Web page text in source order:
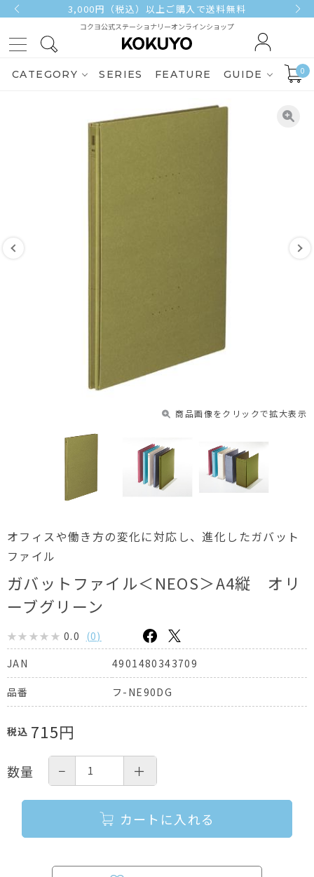
3,000円（税込）以上ご購入で送料無料
コクヨ公式ステーショナリーオンラインショップ
CATEGORY SERIES FEATURE GUIDE 0
商品画像をクリックで拡大表示
オフィスや働き方の変化に対応し、進化したガバット
ファイル
ガバットファイル＜NEOS＞A4縦 オリ
ーブグリーン
0.0 (0)
JAN
4901480343709
品番 フ-NE90DG
税込 715円
数量 − ＋
カートに入れる